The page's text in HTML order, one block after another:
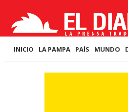
INICIO LA PAMPA PAÍS MUNDO